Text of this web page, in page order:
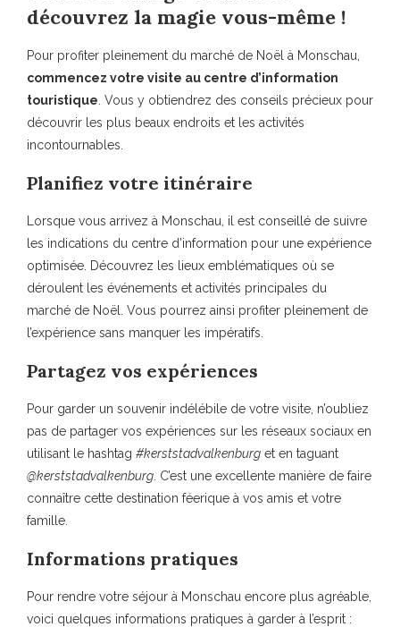
découvrez la magie vous-même !
Pour profiter pleinement du marché de Noël à Monschau,
commencez votre visite au centre d’information
touristique . Vous y obtiendrez des conseils précieux pour
découvrir les plus beaux endroits et les activités
incontournables.
Planifiez votre itinéraire
Lorsque vous arrivez à Monschau, il est conseillé de suivre
les indications du centre d’information pour une expérience
optimisée. Découvrez les lieux emblématiques où se
déroulent les événements et activités principales du
marché de Noël. Vous pourrez ainsi profiter pleinement de
l’expérience sans manquer les impératifs.
Partagez vos expériences
Pour garder un souvenir indélébile de votre visite, n’oubliez
pas de partager vos expériences sur les réseaux sociaux en
utilisant le hashtag #kerststadvalkenburg et en taguant
@kerststadvalkenburg . C’est une excellente manière de faire
connaître cette destination féerique à vos amis et votre
famille.
Informations pratiques
Pour rendre votre séjour à Monschau encore plus agréable,
voici quelques informations pratiques à garder à l’esprit :